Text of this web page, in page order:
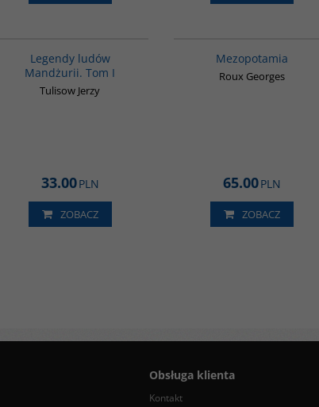
Legendy ludów
Mandżurii. Tom I
Tulisow Jerzy
33.00PLN
ZOBACZ
Mezopotamia
Roux Georges
65.00PLN
ZOBACZ
Obsługa klienta
Kontakt